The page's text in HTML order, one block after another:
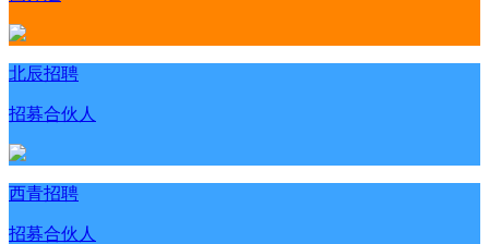
北辰招聘
招募合伙人
西青招聘
招募合伙人